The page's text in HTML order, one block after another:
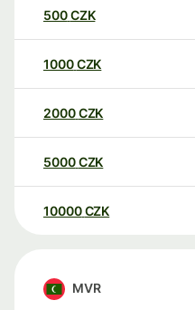
500CZK
1000CZK
2000CZK
5000CZK
10000 CZK
MVR